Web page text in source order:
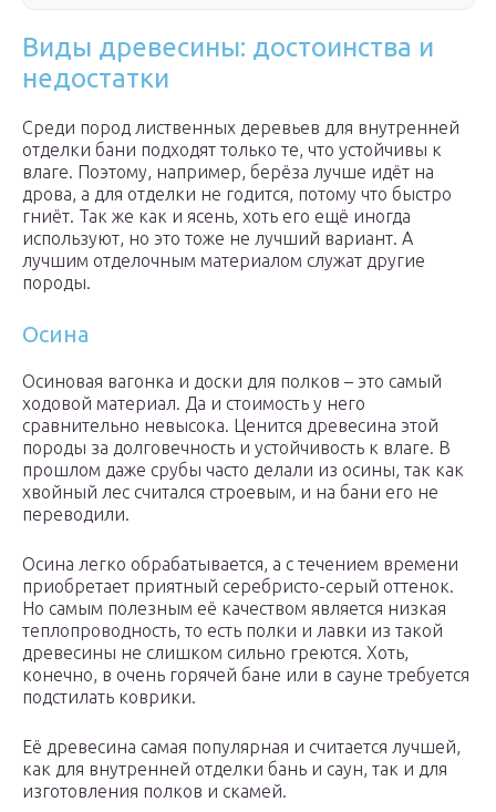
Виды древесины: достоинства и
недостатки
Среди пород лиственных деревьев для внутренней
отделки бани подходят только те, что устойчивы к
влаге. Поэтому, например, берёза лучше идёт на
дрова, а для отделки не годится, потому что быстро
гниёт. Так же как и ясень, хоть его ещё иногда
используют, но это тоже не лучший вариант. А
лучшим отделочным материалом служат другие
породы.
Осина
Осиновая вагонка и доски для полков – это самый
ходовой материал. Да и стоимость у него
сравнительно невысока. Ценится древесина этой
породы за долговечность и устойчивость к влаге. В
прошлом даже срубы часто делали из осины, так как
хвойный лес считался строевым, и на бани его не
переводили.
Осина легко обрабатывается, а с течением времени
приобретает приятный серебристо-серый оттенок.
Но самым полезным её качеством является низкая
теплопроводность, то есть полки и лавки из такой
древесины не слишком сильно греются. Хоть,
конечно, в очень горячей бане или в сауне требуется
подстилать коврики.
Её древесина самая популярная и считается лучшей,
как для внутренней отделки бань и саун, так и для
изготовления полков и скамей.